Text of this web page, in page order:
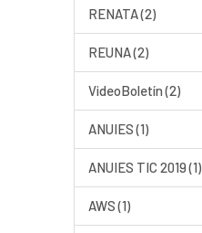
RENATA (2)
REUNA (2)
VideoBoletín (2)
ANUIES (1)
ANUIES TIC 2019 (1)
AWS (1)